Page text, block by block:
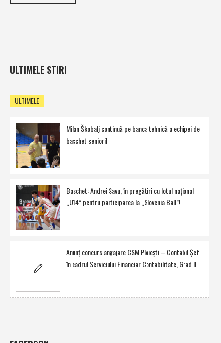
ULTIMELE STIRI
ULTIMELE
Milan Škobalj continuă pe banca tehnică a echipei de
baschet seniori!
Baschet: Andrei Savu, în pregătiri cu lotul naţional
„U14” pentru participarea la „Slovenia Ball”!
Anunţ concurs angajare CSM Ploieşti – Contabil Şef
în cadrul Serviciului Financiar Contabilitate, Grad II